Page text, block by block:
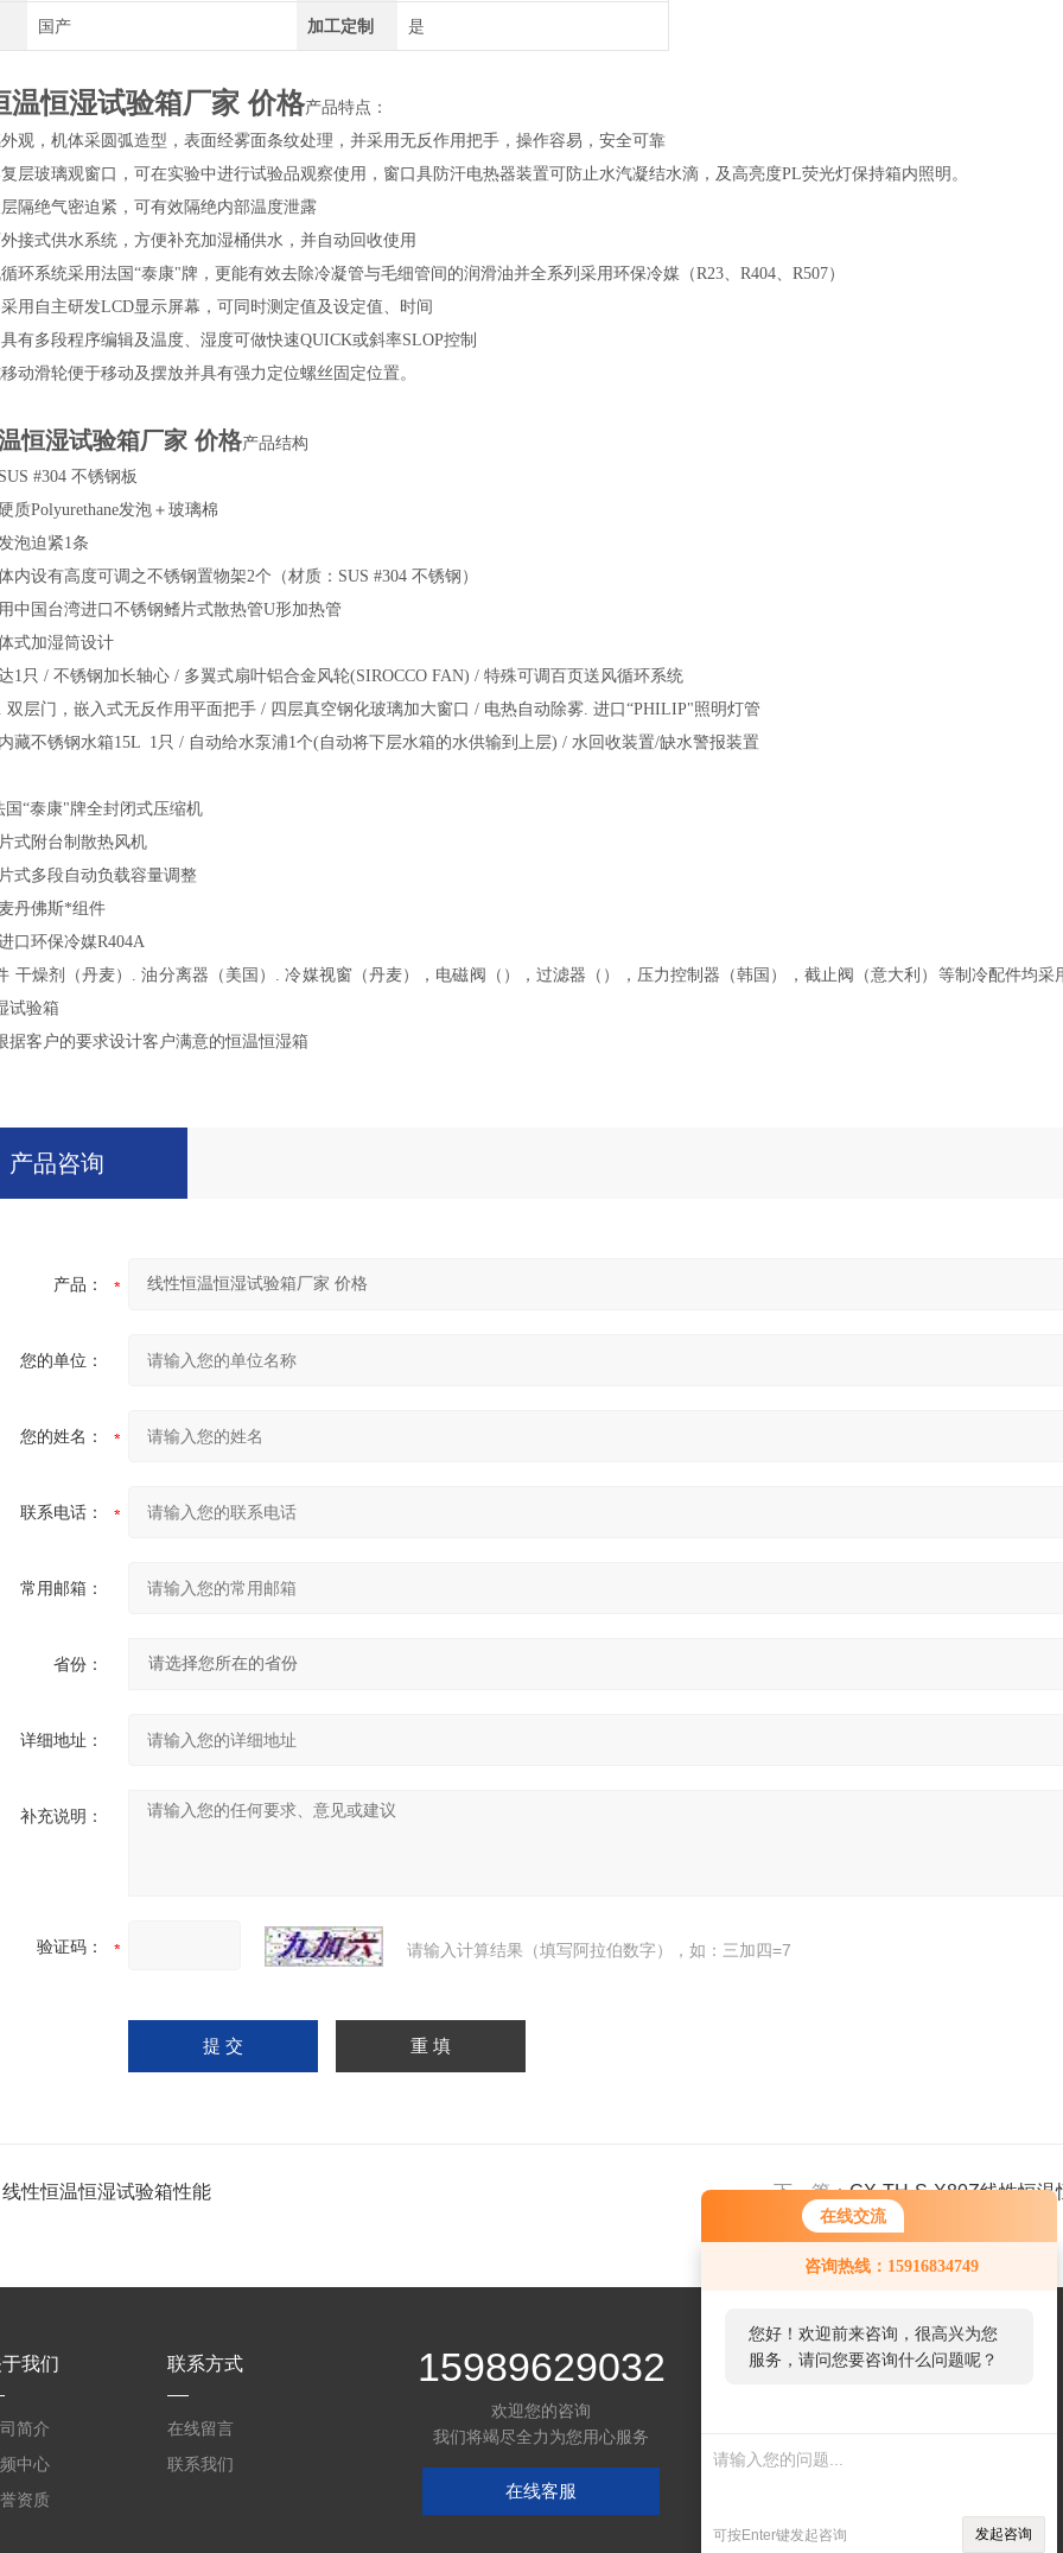
在线交流
咨询热线：15916834749
您好！欢迎前来咨询，很高兴为您
服务，请问您要咨询什么问题呢？
可按Enter键发起咨询 发起咨询
国产 加工定制 是
温恒湿试验箱厂家 价格产品特点：
观，机体采圆弧造型，表面经雾面条纹处理，并采用无反作用把手，操作容易，安全可靠
层玻璃观窗口，可在实验中进行试验品观察使用，窗口具防汗电热器装置可防止水汽凝结水滴，及高亮度PL荧光灯保持箱内照明。
隔绝气密迫紧，可有效隔绝内部温度泄露
接式供水系统，方便补充加湿桶供水，并自动回收使用
环系统采用法国“泰康"牌，更能有效去除冷凝管与毛细管间的润滑油并全系列采用环保冷媒（R23、R404、R507）
用自主研发LCD显示屏幕，可同时测定值及设定值、时间
有多段程序编辑及温度、湿度可做快速QUICK或斜率SLOP控制
动滑轮便于移动及摆放并具有强力定位螺丝固定位置。
恒湿试验箱厂家 价格产品结构
#304 不锈钢板
质Polyurethane发泡＋玻璃棉
泡迫紧1条
内设有高度可调之不锈钢置物架2个（材质：SUS #304 不锈钢）
中国台湾进口不锈钢鳍片式散热管U形加热管
式加湿筒设计
1只 / 不锈钢加长轴心 / 多翼式扇叶铝合金风轮(SIROCCO FAN) / 特殊可调百页送风循环系统
双层门，嵌入式无反作用平面把手 / 四层真空钢化玻璃加大窗口 / 电热自动除雾. 进口“PHILIP"照明灯管
藏不锈钢水箱15L 1只 / 自动给水泵浦1个(自动将下层水箱的水供输到上层) / 水回收装置/缺水警报装置
“泰康"牌全封闭式压缩机
式附台制散热风机
式多段自动负载容量调整
丹佛斯*组件
口环保冷媒R404A
干燥剂（丹麦）. 油分离器（美国）. 冷媒视窗（丹麦），电磁阀（），过滤器（），压力控制器（韩国），截止阀（意大利）等制冷配件均采
试验箱
据客户的要求设计客户满意的恒温恒湿箱
产品咨询
产品：
您的单位：
您的姓名：
联系电话：
常用邮箱：
省份：
详细地址：
补充说明：
验证码： 请输入计算结果（填写阿拉伯数字），如：三加四=7
线性恒温恒湿试验箱性能 下一篇：CX-TH-S-X80Z线性恒温
我们
简介
中心
资质
联系方式
在线留言
联系我们
15989629032
欢迎您的咨询
我们将竭尽全力为您用心服务
在线客服